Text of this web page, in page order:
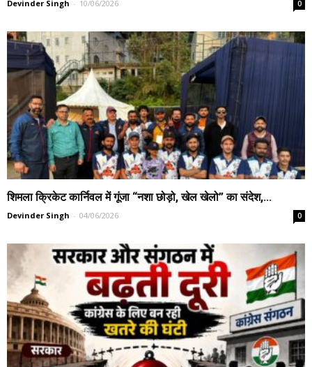
Devinder Singh - 10/06/2026 0
शिमला क्रिकेट कार्निवल में गूंजा “नशा छोड़ो, खेल खेलो” का संदेश,...
Devinder Singh - 04/06/2026 0